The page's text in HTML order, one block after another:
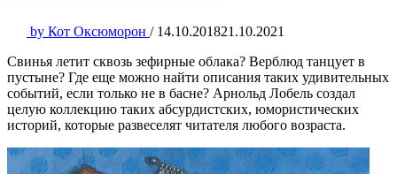
by Кот Оксюморон / 14.10.201821.10.2021
Свинья летит сквозь зефирные облака? Верблюд танцует в
пустыне? Где еще можно найти описания таких удивительных
событий, если только не в басне? Арнольд Лобель создал
целую коллекцию таких абсурдистских, юмористических
историй, которые развеселят читателя любого возраста.